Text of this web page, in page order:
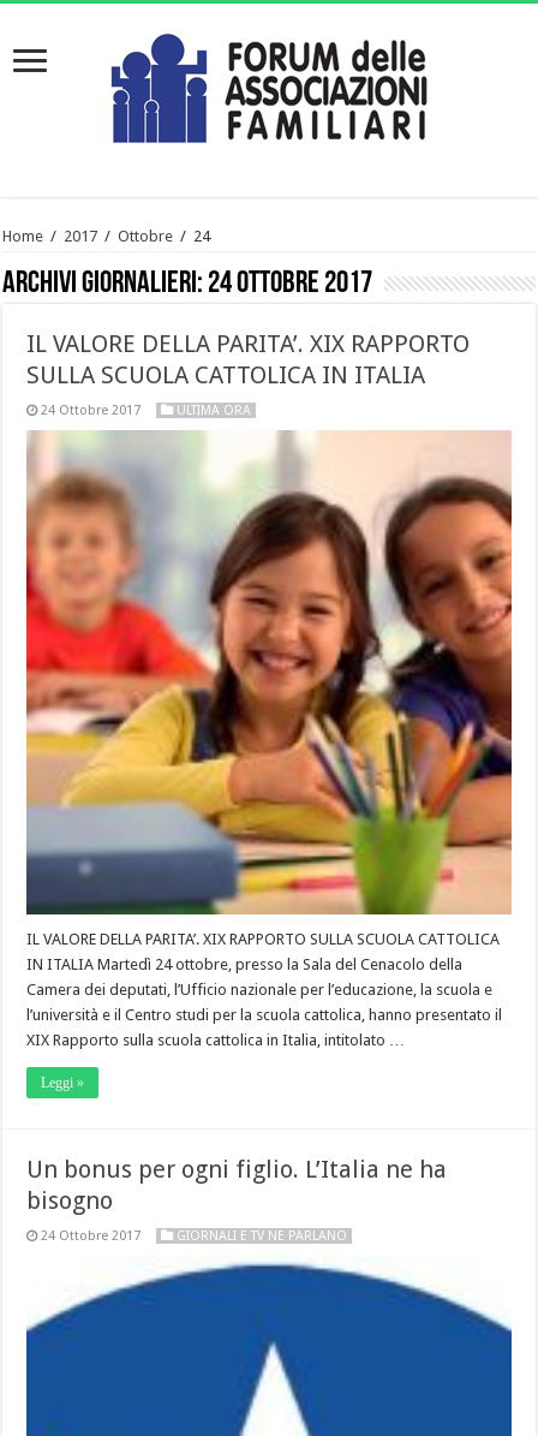
Home / 2017 / Ottobre / 24
Archivi giornalieri: 24 Ottobre 2017
IL VALORE DELLA PARITA’. XIX RAPPORTO
SULLA SCUOLA CATTOLICA IN ITALIA
24 Ottobre 2017 ULTIMA ORA
IL VALORE DELLA PARITA’. XIX RAPPORTO SULLA SCUOLA CATTOLICA
IN ITALIA Martedì 24 ottobre, presso la Sala del Cenacolo della
Camera dei deputati, l’Ufficio nazionale per l’educazione, la scuola e
l’università e il Centro studi per la scuola cattolica, hanno presentato il
XIX Rapporto sulla scuola cattolica in Italia, intitolato …
Leggi »
Un bonus per ogni figlio. L’Italia ne ha
bisogno
24 Ottobre 2017 GIORNALI E TV NE PARLANO